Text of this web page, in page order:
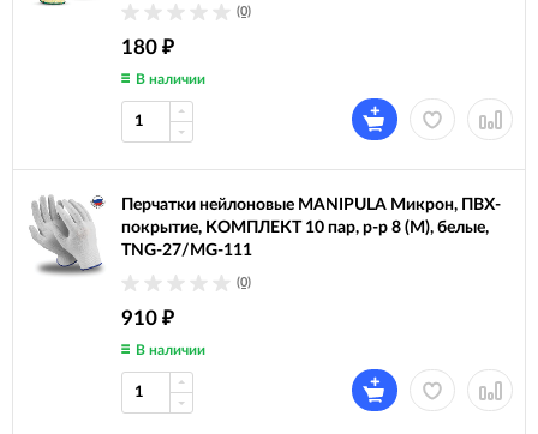
(0)
180 ₽
В наличии
Перчатки нейлоновые MANIPULA Микрон, ПВХ-
покрытие, КОМПЛЕКТ 10 пар, р-р 8 (M), белые,
TNG-27/MG-111
(0)
910 ₽
В наличии